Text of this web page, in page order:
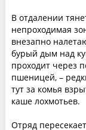
В отдалении
непроходимая
внезапно
бурый дым над
проходит через
пшеницей, –
тут за комья
каше лохмотьев.
Отряд